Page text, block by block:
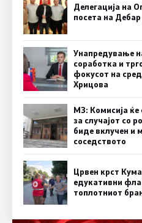
Делегација на
посета на Дебар
Унапредување
соработка и
фокусот на
Хрицова
МЗ: Комисија ќе
за случајот со
биде вклучен и
соседството
Црвен крст
едукативни
топлотниот